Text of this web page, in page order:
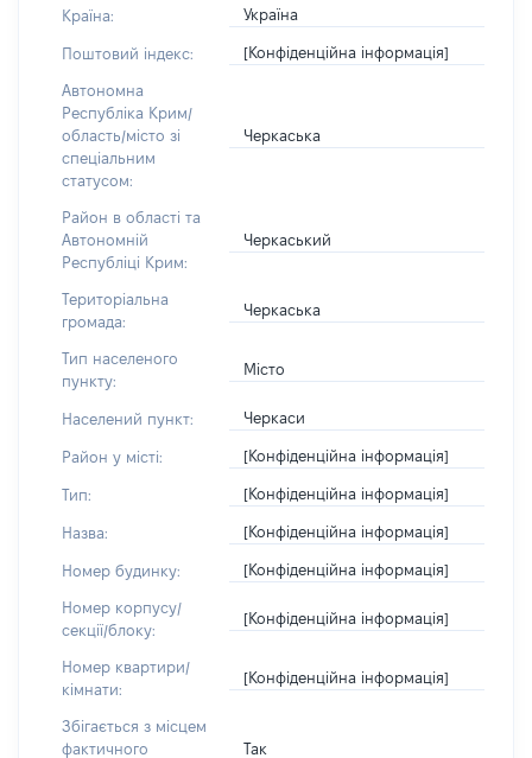
Країна: Україна
Поштовий індекс: [Конфіденційна інформація]
Автономна
Республіка Крим/
область/місто зі
спеціальним
статусом:
Черкаська
Район в області та
Автономній
Республіці Крим:
Черкаський
Територіальна
громада:
Черкаська
Тип населеного
пункту:
Місто
Населений пункт: Черкаси
Район у місті: [Конфіденційна інформація]
Тип: [Конфіденційна інформація]
Назва: [Конфіденційна інформація]
Номер будинку: [Конфіденційна інформація]
Номер корпусу/
секції/блоку:
[Конфіденційна інформація]
Номер квартири/
кімнати:
[Конфіденційна інформація]
Збігається з місцем
фактичного
Так